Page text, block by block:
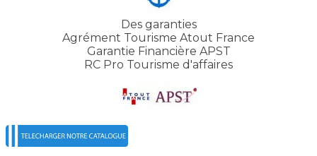
Des garanties
Agrément Tourisme Atout France
Garantie Financière APST
RC Pro Tourisme d'affaires